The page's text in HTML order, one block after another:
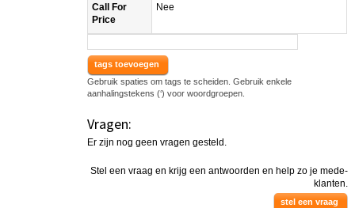
Call For
Price
Nee
tags toevoegen
Gebruik spaties om tags te scheiden. Gebruik enkele
aanhalingstekens (‘) voor woordgroepen.
Vragen:
Er zijn nog geen vragen gesteld.
Stel een vraag en krijg een antwoorden en help zo je mede-
klanten.
stel een vraag